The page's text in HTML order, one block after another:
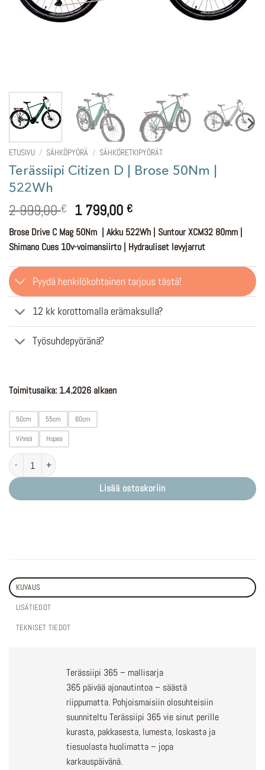
ETUSIVU / SÄHKÖPYÖRÄ / SÄHKÖRETKIPYÖRÄT
Terässiipi Citizen D | Brose 50Nm |
522Wh
2 999,00€ Alkuperäinen
hinta
oli:
2
999,00 €.
1 799,00€Nykyinen
hinta
on:
1
799,00 €.
Brose Drive C Mag 50Nm | Akku 522Wh | Suntour XCM32 80mm |
Shimano Cues 10v-voimansiirto | Hydrauliset levyjarrut
Pyydä henkilökohtainen tarjous tästä!
12 kk korottomalla erämaksulla?
Työsuhdepyöränä?
Toimitusaika: 1.4.2026 alkaen
50cm 55cm 60cm
Vihreä Hopea
Terässiipi Citizen D | Brose 50Nm | 522Wh määrä
Lisää ostoskoriin
KUVAUS
LISÄTIEDOT
TEKNISET TIEDOT
Terässiipi 365 – mallisarja
365 päivää ajonautintoa – säästä
riippumatta. Pohjoismaisiin olosuhteisiin
suunniteltu Terässiipi 365 vie sinut perille
kurasta, pakkasesta, lumesta, loskasta ja
tiesuolasta huolimatta – jopa
karkauspäivänä.